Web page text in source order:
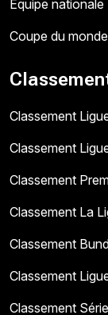
Équipe nationale
Coupe du monde
Classement
Classement
Classement
Classement La
Classement
Classement
Classement